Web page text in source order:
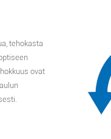
tehokasta
ovat